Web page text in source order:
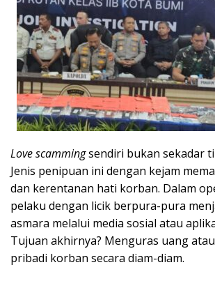
Love scammingsendiri bukan sekadar
Jenis penipuan ini dengan kejam
dan kerentanan hati korban. Dalam
pelaku dengan licik berpura-pura
asmara melalui media sosial atau
Tujuan akhirnya? Menguras uang
pribadi korban secara diam-diam.